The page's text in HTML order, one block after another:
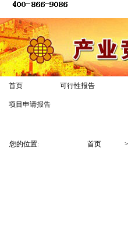
首页 可行性报告
项目申请报告
您的位置: 首页 >